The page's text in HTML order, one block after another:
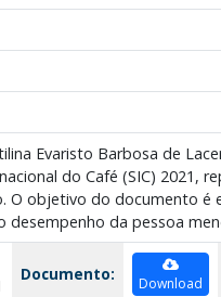
Evaristo Barbosa de
do Café (SIC) 2021,
O objetivo do documento é
desempenho da pessoa
Documento: Download